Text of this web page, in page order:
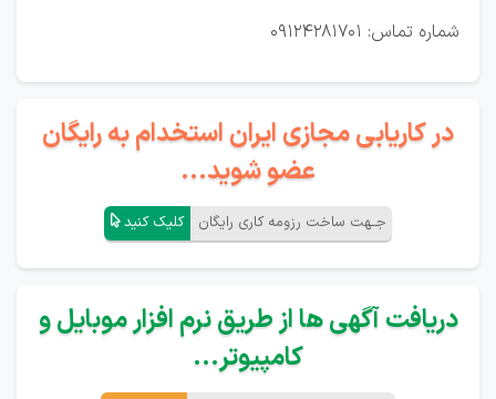
شماره تماس: 09124281701
در کاریابی مجازی ایران استخدام به رایگان
عضو شوید...
جـهت ساخت رزومه کاری رایگان کلیک کنید
دریافت آگهی ها از طریق نرم افزار موبایل و
کامپیوتر...